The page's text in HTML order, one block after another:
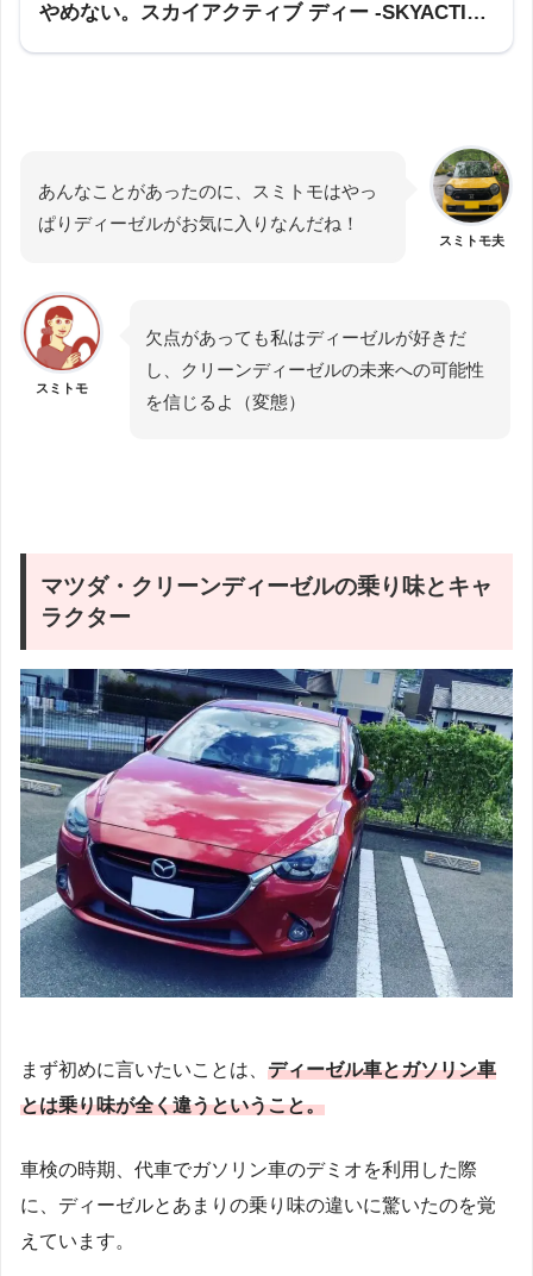
やめない。スカイアクティブ ディー -SKYACTIV-
スミトモ夫
あんなことがあったのに、スミトモはやっ
ぱりディーゼルがお気に入りなんだね！
スミトモ
欠点があっても私はディーゼルが好きだ
し、クリーンディーゼルの未来への可能性
を信じるよ（変態）
マツダ・クリーンディーゼルの乗り味とキャ
ラクター
まず初めに言いたいことは、 ディーゼル車とガソリン車
とは乗り味が全く違うということ。
車検の時期、代車でガソリン車のデミオを利用した際
に、ディーゼルとあまりの乗り味の違いに驚いたのを覚
えています。